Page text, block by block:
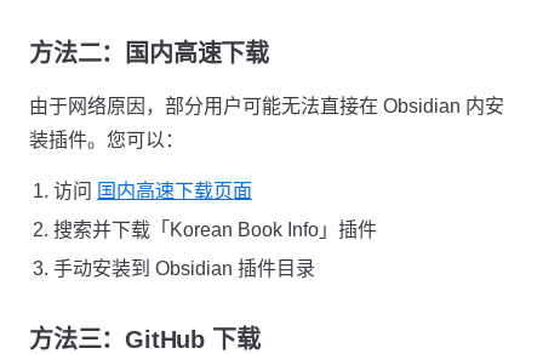
方法二：国内高速下载
由于网络原因，部分用户可能无法直接在 Obsidian 内安
装插件。您可以：
访问 国内高速下载页面
搜索并下载「Korean Book Info」插件
手动安装到 Obsidian 插件目录
方法三：GitHub 下载